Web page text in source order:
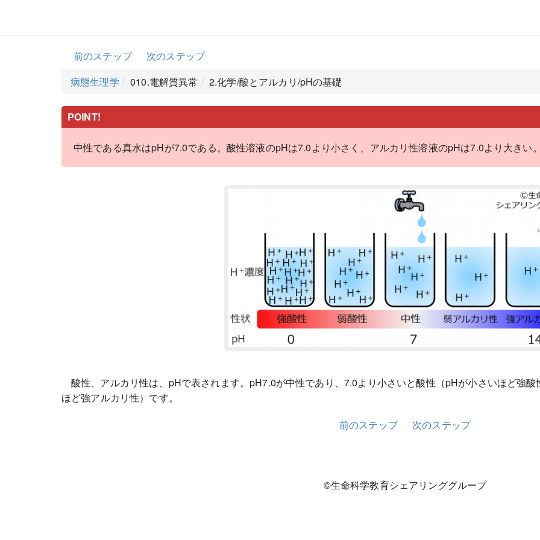
前のステップ
次のステップ
病態生理学
010.電解質異常 2.化学/酸とアルカリ/pHの基礎
POINT!
中性である真水はpHが7.0である。酸性溶液のpHは7.0より小さく、アルカリ性溶液のpHは7.0より大きい
酸性、アルカリ性は、pHで表されます。pH7.0が中性であり、7.0より小さいと酸性（pHが小さいほど強
ほど強アルカリ性）です。
前のステップ
次のステップ
©生命科学教育シェアリンググループ